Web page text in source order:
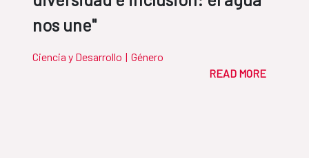
nos une"
Ciencia y Desarrollo | Género
READ MORE